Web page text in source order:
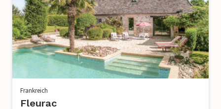
Frankreich
Fleurac